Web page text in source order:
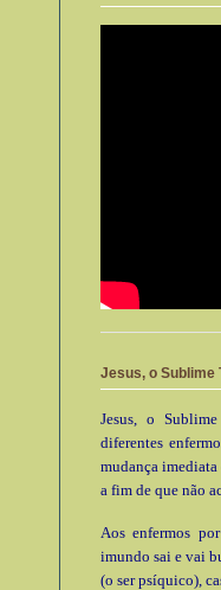
Jesus, o Sublime
Jesus, o
diferentes
mudança
a fim de que não
Aos enfermos
imundo sai e vai
(o ser psíquico),